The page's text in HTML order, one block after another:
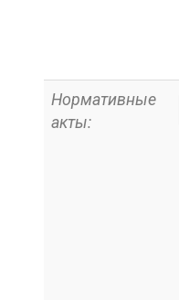
Нормативные
акты: